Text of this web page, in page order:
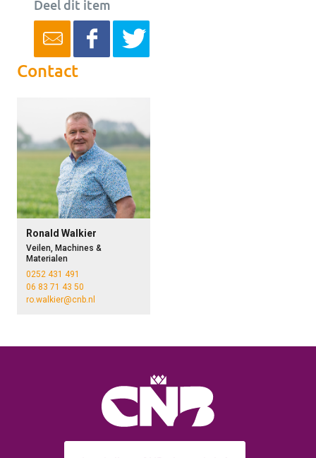
Deel dit item
Contact
Ronald Walkier
Veilen, Machines &
Materialen
0252 431 491
06 83 71 43 50
ro.walkier@cnb.nl